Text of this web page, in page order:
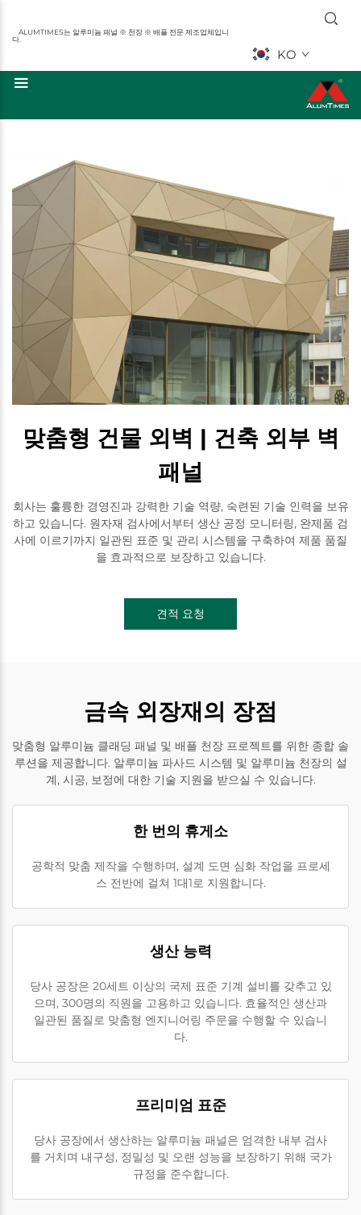
ALUMTIMES는 알루미늄 패널 ※ 천장 ※ 배플 전문 제조업체입니
다.
KO
맞춤형 건물 외벽 | 건축 외부 벽
패널
회사는 훌륭한 경영진과 강력한 기술 역량, 숙련된 기술 인력을 보유
하고 있습니다. 원자재 검사에서부터 생산 공정 모니터링, 완제품 검
사에 이르기까지 일관된 표준 및 관리 시스템을 구축하여 제품 품질
을 효과적으로 보장하고 있습니다.
견적 요청
금속 외장재의 장점
맞춤형 알루미늄 클래딩 패널 및 배플 천장 프로젝트를 위한 종합 솔
루션을 제공합니다. 알루미늄 파사드 시스템 및 알루미늄 천장의 설
계, 시공, 보정에 대한 기술 지원을 받으실 수 있습니다.
한 번의 휴게소
공학적 맞춤 제작을 수행하며, 설계 도면 심화 작업을 프로세
스 전반에 걸쳐 1대1로 지원합니다.
생산 능력
당사 공장은 20세트 이상의 국제 표준 기계 설비를 갖추고 있
으며, 300명의 직원을 고용하고 있습니다. 효율적인 생산과
일관된 품질로 맞춤형 엔지니어링 주문을 수행할 수 있습니
다.
프리미엄 표준
당사 공장에서 생산하는 알루미늄 패널은 엄격한 내부 검사
를 거치며 내구성, 정밀성 및 오랜 성능을 보장하기 위해 국가
규정을 준수합니다.